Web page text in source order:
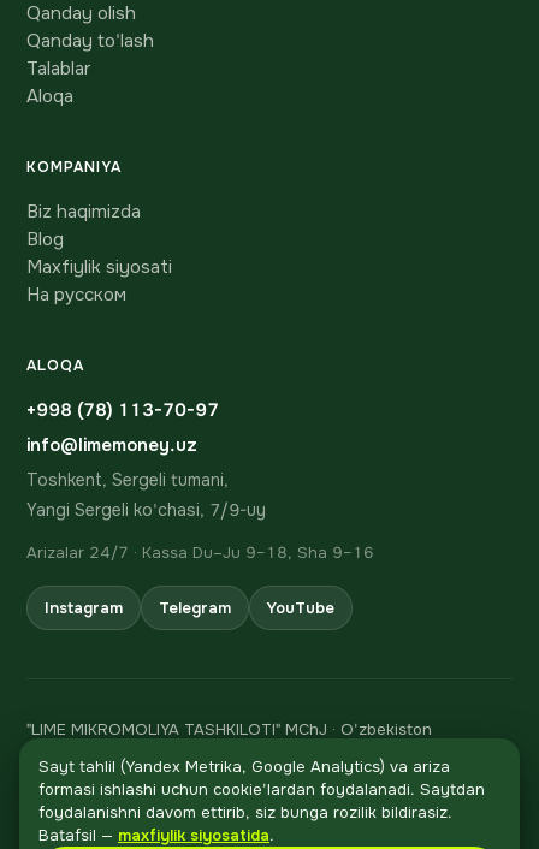
Qo'ng'iroq
Sayt tahlil (Yandex Metrika, Google Analytics) va ariza
formasi ishlashi uchun cookie'lardan foydalanadi. Saytdan
foydalanishni davom ettirib, siz bunga rozilik bildirasiz.
Batafsil — maxfiylik siyosatida.
Qanday olish
Qanday to'lash
Talablar
Aloqa
KOMPANIYA
Biz haqimizda
Blog
Maxfiylik siyosati
На русском
ALOQA
+998 (78) 113-70-97
info@limemoney.uz
Toshkent, Sergeli tumani,
Yangi Sergeli ko'chasi, 7/9-uy
Arizalar 24/7 · Kassa Du–Ju 9–18, Sha 9–16
Instagram Telegram YouTube
"LIME MIKROMOLIYA TASHKILOTI" MChJ · O'zbekiston
Respublikasi Markaziy bankining 06.02.2024 dagi 106-sonli
litsenziyasi
STIR 310 847 482 · h/r 20208000205705294001 Asia
Alliance Bank'da, MFO 01095